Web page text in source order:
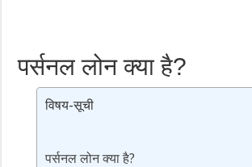
पर्सनल लोन क्या है?
विषय-सूची
पर्सनल लोन क्या है?